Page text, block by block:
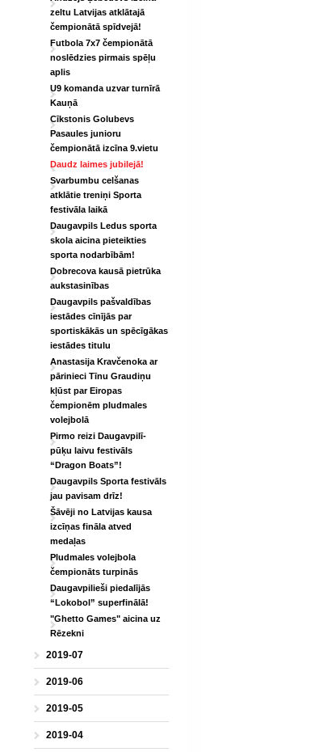
zeltu Latvijas atklātajā
čempionātā spīdvejā!
Futbola 7x7 čempionātā
noslēdzies pirmais spēļu
aplis
U9 komanda uzvar turnīrā
Kauņā
Cīkstonis Golubevs
Pasaules junioru
čempionātā izcīna 9.vietu
Daudz laimes jubilejā!
Svarbumbu celšanas
atklātie treniņi Sporta
festivāla laikā
Daugavpils Ledus sporta
skola aicina pieteikties
sporta nodarbībām!
Dobrecova kausā pietrūka
aukstasinības
Daugavpils pašvaldības
iestādes cīnījās par
sportiskākās un spēcīgākas
iestādes titulu
Anastasija Kravčenoka ar
pārinieci Tīnu Graudiņu
kļūst par Eiropas
čempionēm pludmales
volejbolā
Pirmo reizi Daugavpilī-
pūķu laivu festivāls
“Dragon Boats”!
Daugavpils Sporta festivāls
jau pavisam drīz!
Šāvēji no Latvijas kausa
izcīņas fināla atved
medaļas
Pludmales volejbola
čempionāts turpinās
Daugavpilieši piedalījās
“Lokobol” superfinālā!
"Ghetto Games" aicina uz
Rēzekni
2019-07
2019-06
2019-05
2019-04